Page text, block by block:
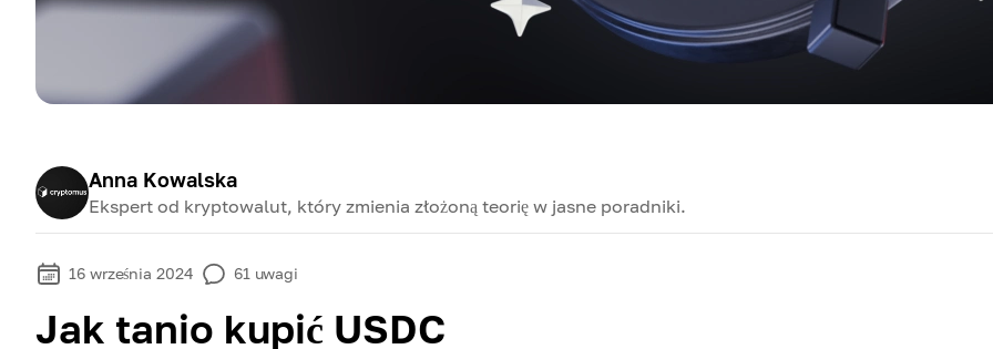
Anna Kowalska
Ekspert od kryptowalut, który zmienia złożoną teorię w jasne poradniki.
16 września 2024 61 uwagi
Jak tanio kupić USDC